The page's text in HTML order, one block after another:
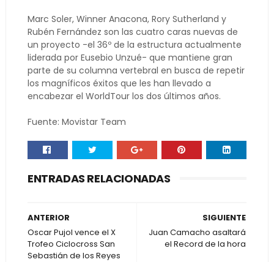
Marc Soler, Winner Anacona, Rory Sutherland y
Rubén Fernández son las cuatro caras nuevas de
un proyecto -el 36º de la estructura actualmente
liderada por Eusebio Unzué- que mantiene gran
parte de su columna vertebral en busca de repetir
los magníficos éxitos que les han llevado a
encabezar el WorldTour los dos últimos años.
Fuente: Movistar Team
ENTRADAS RELACIONADAS
SIGUIENTE
Juan Camacho asaltará
el Record de la hora
ANTERIOR
Oscar Pujol vence el X
Trofeo Ciclocross San
Sebastián de los Reyes